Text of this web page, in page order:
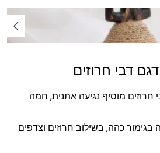
דבי חרוזים
חרוזים מוסיף נגיעה אתנית, חמה
כהה, בשילוב חרוזים וצדפים